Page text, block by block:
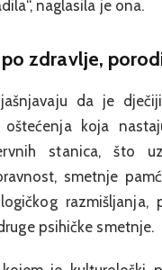
naglasila je ona.
zdravlje,
da je
koja
stanica, što
smetnje
razmišljanja,
psihičke smetnje.